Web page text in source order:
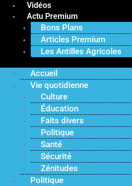
Vidéos
Actu Premium
Bons Plans
Articles Premium
Les Antilles Agricoles
Accueil
Vie quotidienne
Culture
Éducation
Faits divers
Politique
Santé
Sécurité
Zénitudes
Politique